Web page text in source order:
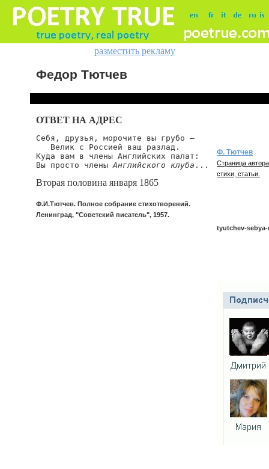
разместить рекламу
Федор Тютчев
ОТВЕТ НА АДРЕС
Себя, друзья, морочите вы грубо —
   Велик с Россией ваш разлад.
Куда вам в члены Английских палат:
Вы просто члены Английского клуба ...
Вторая половина января 1865
Ф.И.Тютчев. Полное собрание стихотворений.
Ленинград, "Советский писатель", 1957.
Ф. Тютчев
Страница
стихи, статьи.
tyutchev-